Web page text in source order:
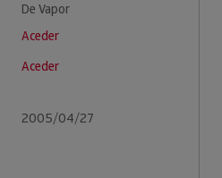
De Vapor
Aceder
Aceder
2005/04/27